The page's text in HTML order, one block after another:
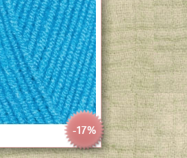
-17%